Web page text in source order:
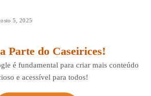
5, 2025
Parte do Caseirices!
é fundamental para criar mais conteúdo
e acessível para todos!